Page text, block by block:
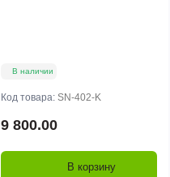
В наличии
Код товара: SN-402-K
9 800.00
В корзину